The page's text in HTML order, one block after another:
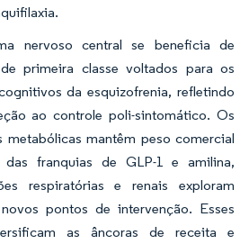
nervoso central se beneficia de
primeira classe voltados para os
da esquizofrenia, refletindo
ao controle poli-sintomático. Os
metabólicas mantêm peso comercial
das franquias de GLP-1 e amilina,
respiratórias e renais exploram
pontos de intervenção. Esses
as âncoras de receita e